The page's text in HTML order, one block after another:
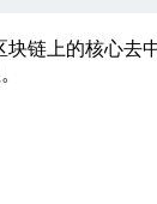
块链上的核心